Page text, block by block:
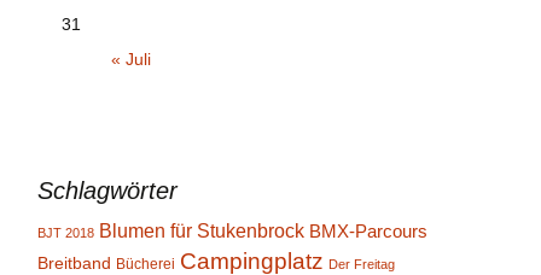
31
« Juli
Schlagwörter
BJT 2018 Blumen für Stukenbrock BMX-Parcours
Breitband Bücherei Campingplatz Der Freitag